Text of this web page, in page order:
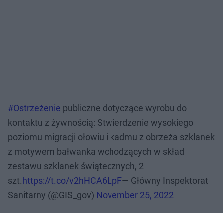
#Ostrzeżenie publiczne dotyczące wyrobu do
kontaktu z żywnością: Stwierdzenie wysokiego
poziomu migracji ołowiu i kadmu z obrzeża szklanek
z motywem bałwanka wchodzących w skład
zestawu szklanek świątecznych, 2
szt.https://t.co/v2hHCA6LpF— Główny Inspektorat
Sanitarny (@GIS_gov) November 25, 2022